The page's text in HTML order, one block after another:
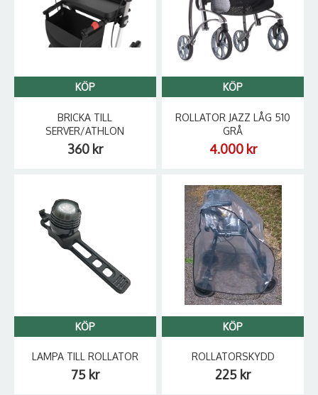
KÖP
BRICKA TILL
SERVER/ATHLON
360 kr
KÖP
ROLLATOR JAZZ LÅG 510
GRÅ
4.000 kr
KÖP
LAMPA TILL ROLLATOR
75 kr
KÖP
ROLLATORSKYDD
225 kr